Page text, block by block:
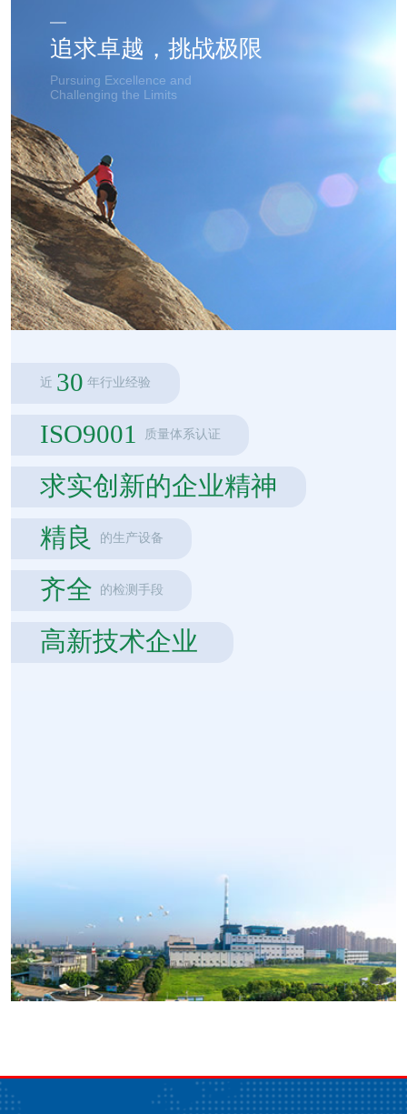
追求卓越，挑战极限
Pursuing Excellence and
Challenging the Limits
近 30 年行业经验
ISO9001 质量体系认证
求实创新的企业精神
精良
的生产设备
齐全 的检测手段
高新技术企业